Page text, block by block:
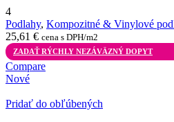
4
Podlahy, Kompozitné & Vinylové
25,61 € cena s DPH/m2
ZADAŤ RÝCHLY NEZÁVÄZNÝ DOPYT
Compare
Nové
Pridať do obľúbených